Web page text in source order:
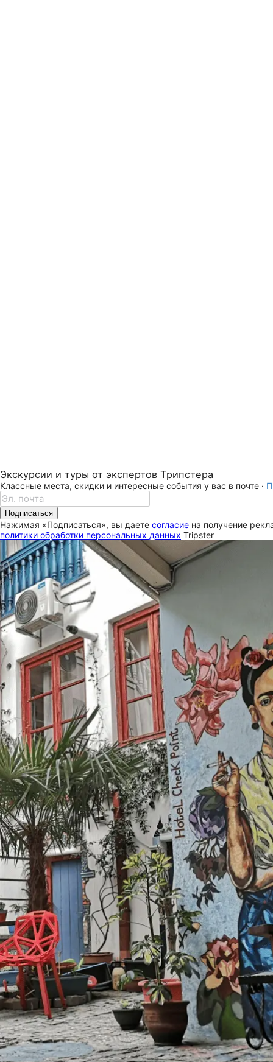
Экскурсии и туры от экспертов Трипстера
Классные места, скидки и интересные события у вас в почте ·
Подписаться
Нажимая «Подписаться», вы даете согласие на получение
политики обработки персональных данных Tripster